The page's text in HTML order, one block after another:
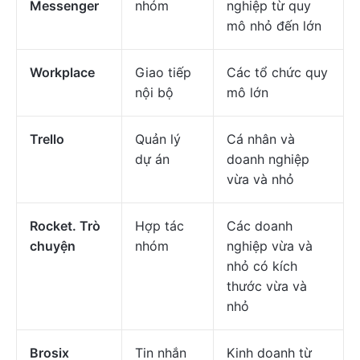
Messenger nhóm
nghiệp từ quy
mô nhỏ đến lớn
Workplace
Giao tiếp
nội bộ
Các tổ chức quy
mô lớn
Trello
Quản lý
dự án
Cá nhân và
doanh nghiệp
vừa và nhỏ
Rocket. Trò
chuyện
Hợp tác
nhóm
Các doanh
nghiệp vừa và
nhỏ có kích
thước vừa và
nhỏ
Brosix Tin nhắn Kinh doanh từ